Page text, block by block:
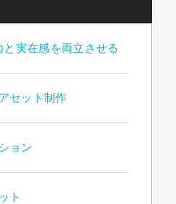
実在感を両立させる
セット制作
ョン
ト